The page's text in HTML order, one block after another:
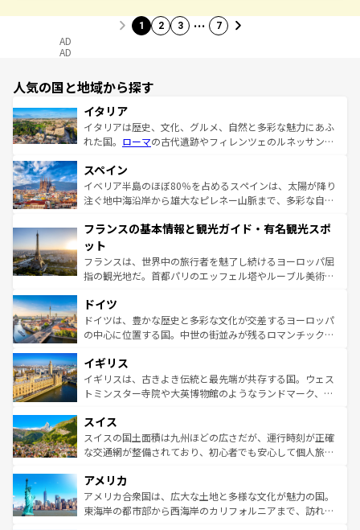
1 2 3 … 7
AD
AD
人気の国と地域から探す
イタリア
イタリアは歴史、文化、グルメ、自然と多彩な魅力にあふ
れた国。 ローマの古代遺跡やフィレンツェのルネッサンス
ろん、トスカーナの美しい田園風景やアマルフィ海岸の絶
景など、自然景観も見逃せない。観光の合間には、本場の
ピザやパスタなど、絶品のイタリア料理を堪能することも
ませてくれるイタリアで、忘れられない旅をしてみよう！
なお、新着のイタリア情報は
しい。
スペイン
イベリア半島のほぼ80％を占めるスペインは、太陽が降り
注ぐ地中海沿岸から雄大なピレネー山脈まで、多彩な自然
文化が根付くこの国では、情熱的なフラメンコ、熱気あふ
れる闘牛、そして美味しいタパスが生活の一部となってい
る。首都マドリードの洗練された雰囲気や、バルセロナの
アートに溢れた街角から、地方では古代ローマ遺跡や中世
せる。地方によって風土や気候が異なるスペインはその個
性で訪れる人を魅了する。 なお、新着のスペイン情報は コ
ンテンツ一覧を参照してほしい。
フランスの基本情報と観光ガイド・有名観光スポ
ット
フランスは、世界中の旅行者を魅了し続けるヨーロッパ屈
指の観光地だ。首都パリのエッフェル塔やルーブル美術館
で、幅広い魅力が詰まっている。華麗な宮殿、歴史的な大
聖堂、美しいビーチ、そして豊かな自然が、訪れる者を心
から魅了する。また、フランスは美食の国としても知ら
いる。シャンパンの発祥地であるランス、プロヴァンスの
香り高いラベンダー畑など、多彩な楽しみ方が可能だ。さ
らに、パリ以外の地域にも魅力が溢れており、どの街角に
れる地方に足を運ぶとそれぞれで全く異なる文化を体験で
きるだろう。 なお、新着のフランス情報はコンテンツ一覧
を参照してほしい。
ドイツ
ドイツは、豊かな歴史と多彩な文化が交差するヨーロッパ
の中心に位置する国。中世の街並みが残るロマンチック街
顔を持つこの国は、どこを歩いても飽きることがない。ベ
ルリンの文化的活気、バイエルン州のアルプスの絶景、そ
してライン川沿いのワイン畑といった風景は必見。ビール
は、お酒好きな人にはぜひ体験してほしい。 なお、新着の
ドイツ情報はコンテンツ一覧を参照してほしい。
イギリス
イギリスは、古きよき伝統と最先端が共存する国。ウェス
トミンスター寺院や大英博物館のようなランドマーク、歴
リアごとに異なる魅力がある。また、優雅なアフタヌーン
ティー、ビール好きにはたまらない英国パブ、サッカー観
戦など、本場だからこそできる体験も豊富。イギリスを旅
ンツ一覧を参照してほしい。
スイス
スイスの国土面積は九州ほどの広さだが、運行時刻が正確
な交通網が整備されており、初心者でも安心して個人旅行
の建物がそのまま残る町や、スイスならではのユニークな
博物館もあり、アルプス観光だけでなく町歩きも満喫する
ことができる。国民の所得が高いため物価も高いが、旅行
アメリカ
アメリカ合衆国は、広大な土地と多様な文化が魅力の国。
東海岸の都市部から西海岸のカリフォルニアまで、訪れる